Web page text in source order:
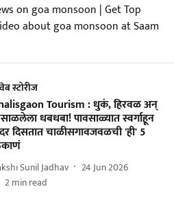
on goa monsoon | Get Top
about goa monsoon at Saam
स्टोरीज
Tourism : धुकं, हिरवळ अन्
धबधबा! पावसाळ्यात स्वर्गाहून
दिसतात चाळीसगावजवळची 'ही' 5
Sunil Jadhav
24 Jun 2026
2min read